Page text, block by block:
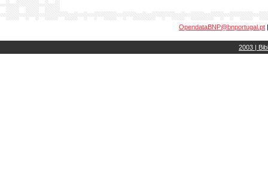
OpendataBNP@bnportugal.pt
2003 |